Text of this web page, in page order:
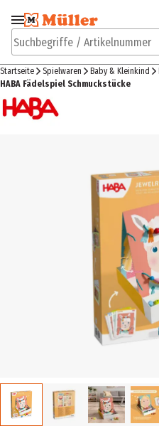
Zur Navigation
springen
Suchbegriffe / Artikelnummer
Startseite Spielwaren Baby & Kleinkind
HABA Fädelspiel Schmuckstücke